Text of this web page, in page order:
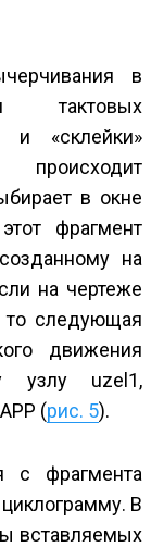
в
тактовых
и «склейки»
в окне
фрагмент
на
на чертеже
то следующая
движения
узлу uzel1,
(рис. 5).
с фрагмента
В
вставляемых